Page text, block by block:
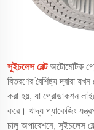
সুইচলেস বেল্টঅটোমেটিক
বিতরণের বৈশিষ্ট্য দ্বারা
করা হয়, যা প্রোডাকশন
করে। খাদ্য প্যাকেজিং
চালু অপারেশনে, সুইচলেস